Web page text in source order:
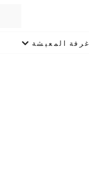
غرفة المعيشة